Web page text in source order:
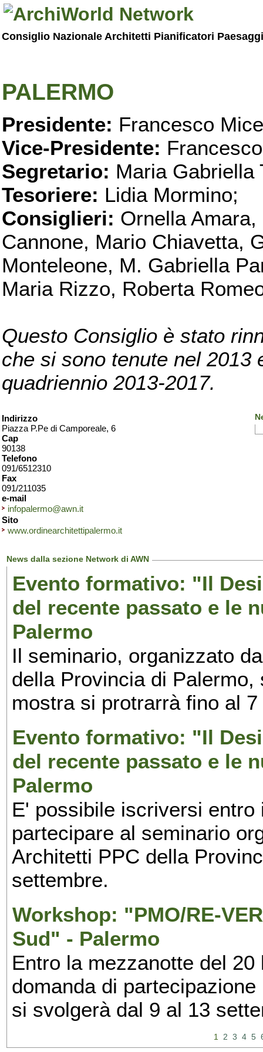
Consiglio Nazionale Architetti Pianificatori
PALERMO
Presidente: Francesco
Vice-Presidente:
Segretario: Maria Gabriella
Tesoriere: Lidia Mormino;
Consiglieri: Ornella
Cannone, Mario Chiavetta,
Monteleone, M. Gabriella
Maria Rizzo, Roberta
Questo Consiglio è stato
che si sono tenute nel 2013
quadriennio 2013-2017.
Indirizzo
Piazza P.Pe di Camporeale, 6
Cap
90138
Telefono
091/6512310
Fax
091/211035
e-mail
infopalermo@awn.it
Sito
www.ordinearchitettipalermo.it
News dalla sezione Network di AWN
Evento formativo: "Il
del recente passato e le
Palermo
Il seminario, organizzato
della Provincia di
mostra si protrarrà fino al
Evento formativo: "Il
del recente passato e le
Palermo
E' possibile iscriversi
partecipare al seminario
Architetti PPC della
settembre.
Workshop: "PMO/RE-
Sud" - Palermo
Entro la mezzanotte del
domanda di
si svolgerà dal 9 al 13
1 2 3 4 5